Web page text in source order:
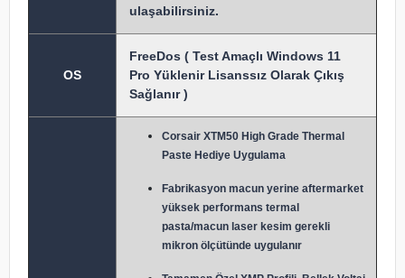
ulaşabilirsiniz.
OS
FreeDos ( Test Amaçlı Windows 11
Pro Yüklenir Lisanssız Olarak Çıkış
Sağlanır )
Corsair XTM50 High Grade Thermal
Paste Hediye Uygulama
Fabrikasyon macun yerine aftermarket
yüksek performans termal
pasta/macun laser kesim gerekli
mikron ölçütünde uygulanır